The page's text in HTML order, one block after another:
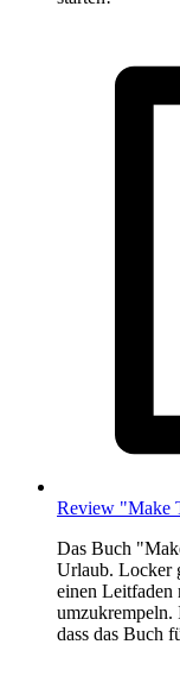
Review "Make
Das Buch
Urlaub. Locker
einen Leitfaden
umzukrempeln.
dass das Buch